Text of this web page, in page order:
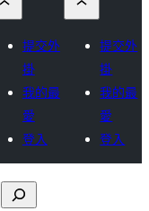
提交外
掛
我的最
愛
登入
提交外
掛
我的最
愛
登入